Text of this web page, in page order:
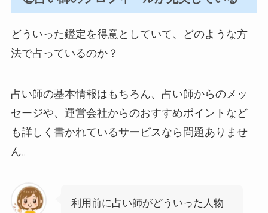
どういった鑑定を得意としていて、どのような方
法で占っているのか？
占い師の基本情報はもちろん、占い師からのメッ
セージや、運営会社からのおすすめポイントなど
も詳しく書かれているサービスなら問題ありませ
ん。
利用前に占い師がどういった人物